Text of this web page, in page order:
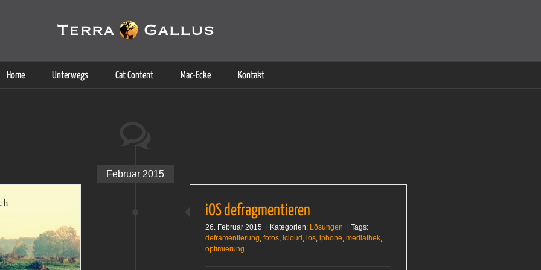
Home Unterwegs Cat Content Mac-Ecke Kontakt
Februar 2015
iOS defragmentieren
26. Februar 2015 Kategorien: Lösungen
Tags:
deframentierung, fotos, icloud , ios, iphone, mediathek,
optimierung
Dienste. Durch die Nutzung dieser Webseite erklären Sie sich damit einverstanden, dass Cookies gesetzt werden.
Weitere Informationen